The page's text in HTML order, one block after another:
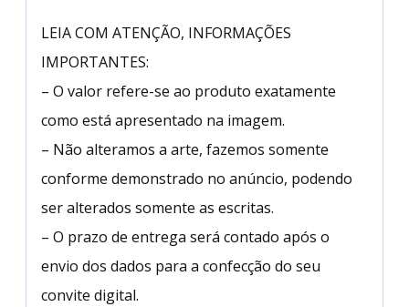
LEIA COM ATENÇÃO, INFORMAÇÕES
IMPORTANTES:
– O valor refere-se ao produto exatamente
como está apresentado na imagem.
– Não alteramos a arte, fazemos somente
conforme demonstrado no anúncio, podendo
ser alterados somente as escritas.
– O prazo de entrega será contado após o
envio dos dados para a confecção do seu
convite digital.